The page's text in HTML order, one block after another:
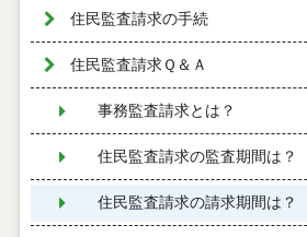
住民監査請求の手続
住民監査請求Ｑ＆Ａ
事務監査請求とは？
住民監査請求の監査期間は？
住民監査請求の請求期間は？